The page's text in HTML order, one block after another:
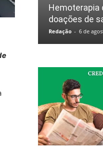
Hemoterapia
doações de
Redação - 6 de